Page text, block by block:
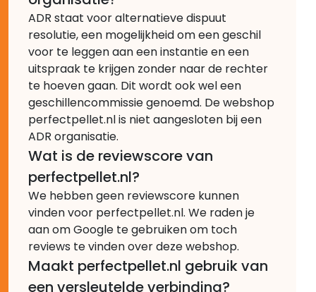
ADR staat voor alternatieve dispuut
resolutie, een mogelijkheid om een geschil
voor te leggen aan een instantie en een
uitspraak te krijgen zonder naar de rechter
te hoeven gaan. Dit wordt ook wel een
geschillencommissie genoemd. De webshop
perfectpellet.nl is niet aangesloten bij een
ADR organisatie.
Wat is de reviewscore van
perfectpellet.nl?
We hebben geen reviewscore kunnen
vinden voor perfectpellet.nl. We raden je
aan om Google te gebruiken om toch
reviews te vinden over deze webshop.
Maakt perfectpellet.nl gebruik van
een versleutelde verbinding?